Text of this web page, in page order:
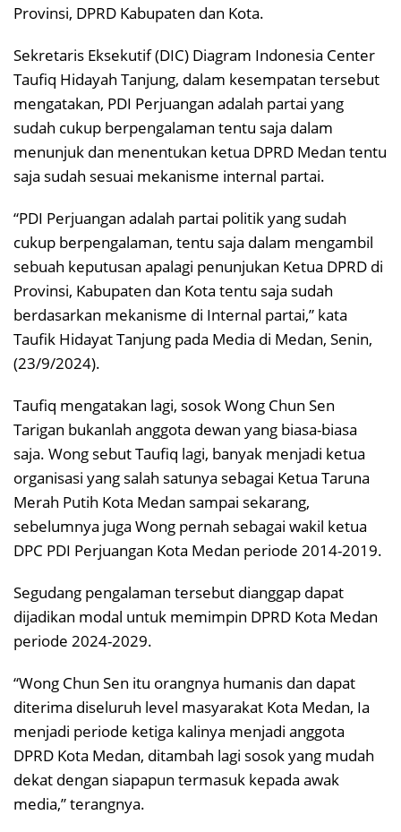
Provinsi, DPRD Kabupaten dan Kota.
Sekretaris Eksekutif (DIC) Diagram Indonesia Center
Taufiq Hidayah Tanjung, dalam kesempatan tersebut
mengatakan, PDI Perjuangan adalah partai yang
sudah cukup berpengalaman tentu saja dalam
menunjuk dan menentukan ketua DPRD Medan tentu
saja sudah sesuai mekanisme internal partai.
“PDI Perjuangan adalah partai politik yang sudah
cukup berpengalaman, tentu saja dalam mengambil
sebuah keputusan apalagi penunjukan Ketua DPRD di
Provinsi, Kabupaten dan Kota tentu saja sudah
berdasarkan mekanisme di Internal partai,” kata
Taufik Hidayat Tanjung pada Media di Medan, Senin,
(23/9/2024).
Taufiq mengatakan lagi, sosok Wong Chun Sen
Tarigan bukanlah anggota dewan yang biasa-biasa
saja. Wong sebut Taufiq lagi, banyak menjadi ketua
organisasi yang salah satunya sebagai Ketua Taruna
Merah Putih Kota Medan sampai sekarang,
sebelumnya juga Wong pernah sebagai wakil ketua
DPC PDI Perjuangan Kota Medan periode 2014-2019.
Segudang pengalaman tersebut dianggap dapat
dijadikan modal untuk memimpin DPRD Kota Medan
periode 2024-2029.
“Wong Chun Sen itu orangnya humanis dan dapat
diterima diseluruh level masyarakat Kota Medan, Ia
menjadi periode ketiga kalinya menjadi anggota
DPRD Kota Medan, ditambah lagi sosok yang mudah
dekat dengan siapapun termasuk kepada awak
media,” terangnya.